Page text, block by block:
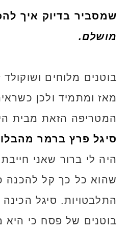
שמסביר בדיוק איך
מושלם.
בוטנים מלוחים
מאז ומתמיד ולכן
המטריפה הזאת מבית
סיגל פרץ ברמר
היה לי ברור שאני
שהוא כל כך קל להכנה
התלבטויות. סיגל הכינה
בוטנים של פסח כי היא